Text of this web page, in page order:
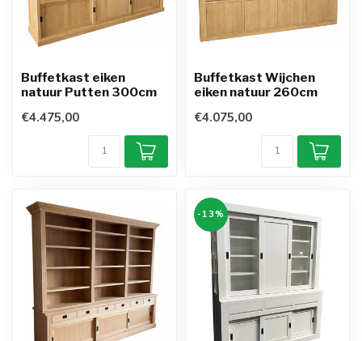
Buffetkast eiken
natuur Putten 300cm
€4.475,00
Buffetkast Wijchen
eiken natuur 260cm
€4.075,00
-13%